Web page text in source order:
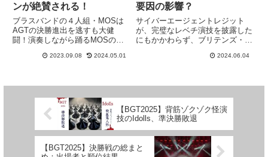
ンが絶賛される！
ブラスバンドの４人組・MOSは
AGTの決勝進出を逃すも大健
闘！演奏しながら踊るMOSの
ンさんらに絶賛され、観客は再び
AGT準決勝の様子をお伝えしま
す。...
2023.09.08 2024.05.01
要因の影響？
サイバーエージェントレジット
が、完璧なレベチ演技を披露した
にもかかわらず、ブリテンズ・ゴ
さかのセミファイナル敗退の背景
2024.06.04
【BGT2025】背筋ゾクゾク怪演
技のIdolls、準決勝敗退
【BGT2025】決勝戦の総まと